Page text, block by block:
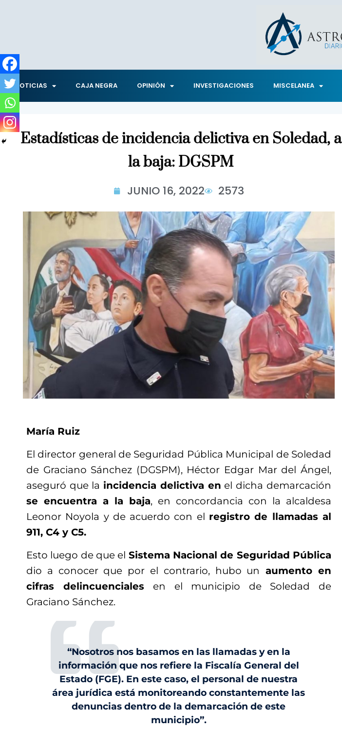
NOTICIAS CAJA NEGRA OPINIÓN INVESTIGACIONES MISCELANEA
Estadísticas de incidencia delictiva en Soledad, a
la baja: DGSPM
JUNIO 16, 2022 2573
María Ruiz
El director general de Seguridad Pública Municipal de Soledad
de Graciano Sánchez (DGSPM), Héctor Edgar Mar del Ángel,
aseguró que la incidencia delictiva en el dicha demarcación
se encuentra a la baja, en concordancia con la alcaldesa
Leonor Noyola y de acuerdo con el registro de llamadas al
911, C4 y C5.
Esto luego de que el Sistema Nacional de Seguridad Pública
dio a conocer que por el contrario, hubo un aumento en
cifras delincuenciales en el municipio de Soledad de
Graciano Sánchez.
“Nosotros nos basamos en las llamadas y en la
información que nos refiere la Fiscalía General del
Estado (FGE). En este caso, el personal de nuestra
área jurídica está monitoreando constantemente las
denuncias dentro de la demarcación de este
municipio”.